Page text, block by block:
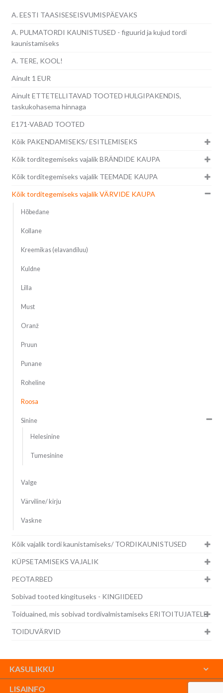
A. EESTI TAASISESEISVUMISPÄEVAKS
A. PULMATORDI KAUNISTUSED - figuurid ja kujud tordi
kaunistamiseks
A. TERE, KOOL!
Ainult 1 EUR
Ainult ETTETELLITAVAD TOOTED HULGIPAKENDIS,
taskukohasema hinnaga
E171-VABAD TOOTED
Kõik PAKENDAMISEKS/ ESITLEMISEKS
Kõik torditegemiseks vajalik BRÄNDIDE KAUPA
Kõik torditegemiseks vajalik TEEMADE KAUPA
Kõik torditegemiseks vajalik VÄRVIDE KAUPA
Hõbedane
Kollane
Kreemikas (elavandiluu)
Kuldne
Lilla
Must
Oranž
Pruun
Punane
Roheline
Roosa
Sinine
Helesinine
Tumesinine
Valge
Värviline/ kirju
Vaskne
Kõik vajalik tordi kaunistamiseks/ TORDIKAUNISTUSED
KÜPSETAMISEKS VAJALIK
PEOTARBED
Sobivad tooted kingituseks - KINGIIDEED
Toiduained, mis sobivad tordivalmistamiseks ERITOITUJATELE
TOIDUVÄRVID
KASULIKKU
LISAINFO